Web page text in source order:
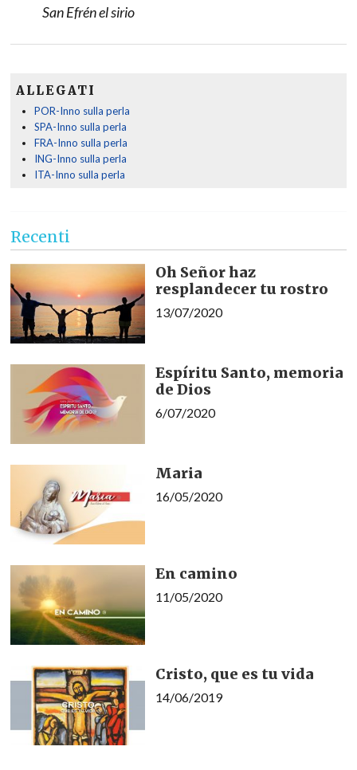
San Efrén el sirio
ALLEGATI
POR-Inno sulla perla
SPA-Inno sulla perla
FRA-Inno sulla perla
ING-Inno sulla perla
ITA-Inno sulla perla
Recenti
Oh Señor haz
resplandecer tu rostro
13/07/2020
Espíritu Santo, memoria
de Dios
6/07/2020
Maria
16/05/2020
En camino
11/05/2020
Cristo, que es tu vida
14/06/2019